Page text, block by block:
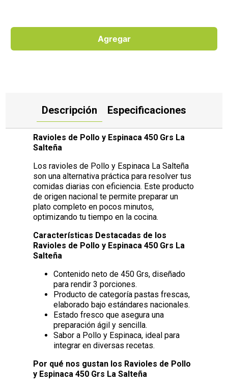
Agregar
Descripción Especificaciones
Ravioles de Pollo y Espinaca 450 Grs La
Salteña
Los ravioles de Pollo y Espinaca La Salteña
son una alternativa práctica para resolver tus
comidas diarias con eficiencia. Este producto
de origen nacional te permite preparar un
plato completo en pocos minutos,
optimizando tu tiempo en la cocina.
Características Destacadas de los
Ravioles de Pollo y Espinaca 450 Grs La
Salteña
Contenido neto de 450 Grs, diseñado
para rendir 3 porciones.
Producto de categoría pastas frescas,
elaborado bajo estándares nacionales.
Estado fresco que asegura una
preparación ágil y sencilla.
Sabor a Pollo y Espinaca, ideal para
integrar en diversas recetas.
Por qué nos gustan los Ravioles de Pollo
y Espinaca 450 Grs La Salteña